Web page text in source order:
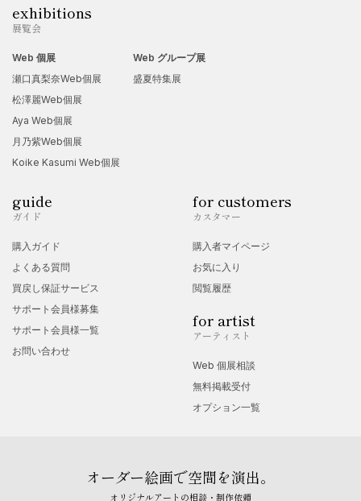
exhibitions
展覧会
Web 個展
瀬口真梨奈Web個展
松澤麗Web個展
Aya Web個展
月乃紫Web個展
Koike Kasumi Web個展
Web グループ展
盛夏特集展
guide
ガイド
購入ガイド
よくある質問
買戻し保証サービス
サポート会員様募集
サポート会員様一覧
お問い合わせ
for customers
カスタマー
購入者マイページ
お気に入り
閲覧履歴
for artist
アーティスト
Web 個展相談
無料掲載受付
オプション一覧
オーダー絵画で空間を演出。
オリジナルアートの相談・制作依頼